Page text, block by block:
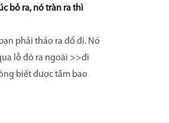
bỏ ra, nó tràn ra thì
phải tháo ra đổ đi. Nó
lỗ đó ra ngoài >>đi
biết được tầm bao